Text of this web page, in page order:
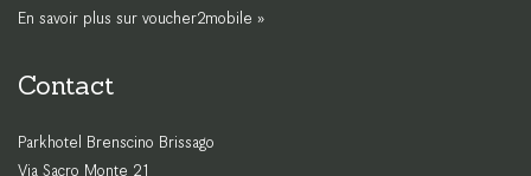
En savoir plus sur voucher2mobile »
Contact
Parkhotel Brenscino Brissago
Via Sacro Monte 21